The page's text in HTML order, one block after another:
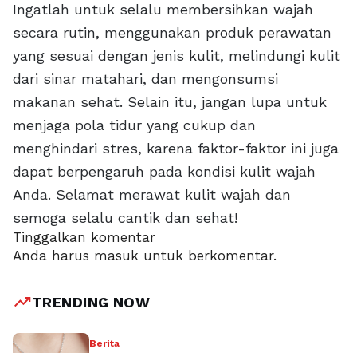
Ingatlah untuk selalu membersihkan wajah
secara rutin, menggunakan produk perawatan
yang sesuai dengan jenis kulit, melindungi kulit
dari sinar matahari, dan mengonsumsi
makanan sehat. Selain itu, jangan lupa untuk
menjaga pola tidur yang cukup dan
menghindari stres, karena faktor-faktor ini juga
dapat berpengaruh pada kondisi kulit wajah
Anda. Selamat merawat kulit wajah dan
semoga selalu cantik dan sehat!
Tinggalkan komentar
Anda harus masuk untuk berkomentar.
trending_upTRENDING NOW
Berita